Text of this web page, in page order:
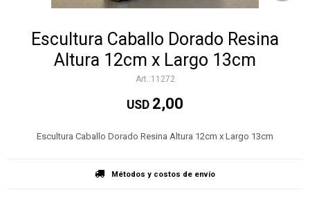
Escultura Caballo Dorado Resina
Altura 12cm x Largo 13cm
11272
USD 2,00
Escultura Caballo Dorado Resina Altura 12cm x Largo 13cm
Métodos y costos de envío